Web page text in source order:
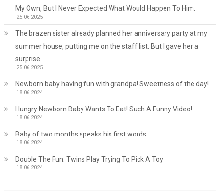
My Own, But I Never Expected What Would Happen To Him.
25.06.2025
The brazen sister already planned her anniversary party at my
summer house, putting me on the staff list. But I gave her a
surprise.
25.06.2025
Newborn baby having fun with grandpa! Sweetness of the day!
18.06.2024
Hungry Newborn Baby Wants To Eat! Such A Funny Video!
18.06.2024
Baby of two months speaks his first words
18.06.2024
Double The Fun: Twins Play Trying To Pick A Toy
18.06.2024